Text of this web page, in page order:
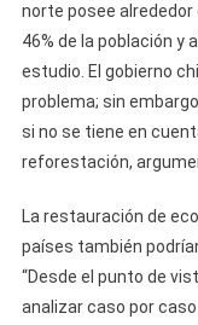
norte posee alrededor
46% de la población y
estudio. El gobierno
problema; sin
si no se tiene en
reforestación,
La restauración de
países también
“Desde el punto de
analizar caso por